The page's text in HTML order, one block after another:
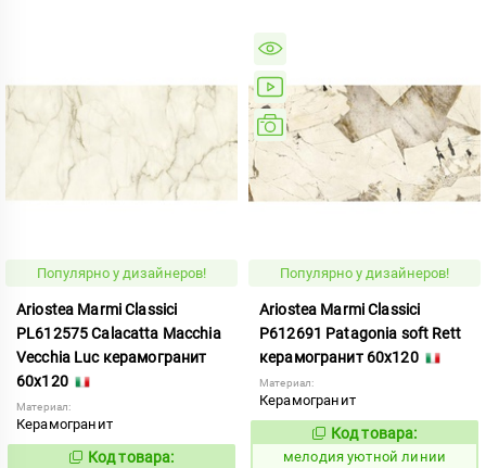
Популярно у дизайнеров!
Ariostea Marmi Classici
PL612575 Calacatta Macchia
Vecchia Luc керамогранит
60x120
Материал:
Керамогранит
823576
Код товара:
Популярно у дизайнеров!
Ariostea Marmi Classici
P612691 Patagonia soft Rett
керамогранит 60x120
Материал:
Керамогранит
966919
Код товара:
мелодия уютной линии